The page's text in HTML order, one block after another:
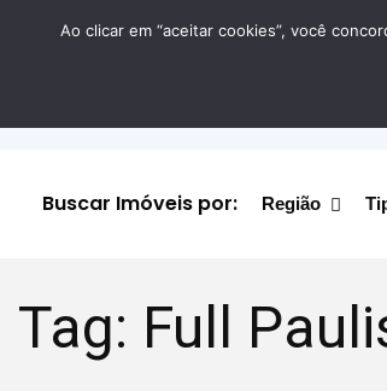
Buscar Imóveis por: Região
Tag: Full
Ao clicar em “aceitar cookies”, você